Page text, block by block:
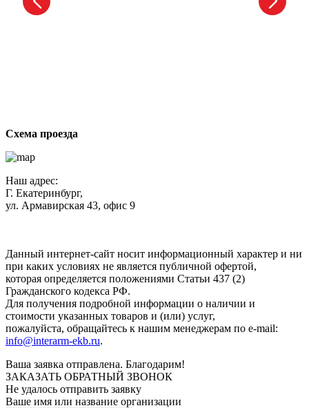
Схема проезда
Наш адрес:
Г. Екатеринбург,
ул. Армавирская 43, офис 9
Данный интернет-сайт носит информационный характер и ни
при каких условиях не является публичной офертой,
которая определяется положениями Статьи 437 (2)
Гражданского кодекса РФ.
Для получения подробной информации о наличии и
стоимости указанных товаров и (или) услуг,
пожалуйста, обращайтесь к нашим менеджерам по e-mail:
info@interarm-ekb.ru.
Ваша заявка отправлена. Благодарим!
ЗАКАЗАТЬ ОБРАТНЫЙ ЗВОНОК
Не удалось отправить заявку
Ваше имя или название организации